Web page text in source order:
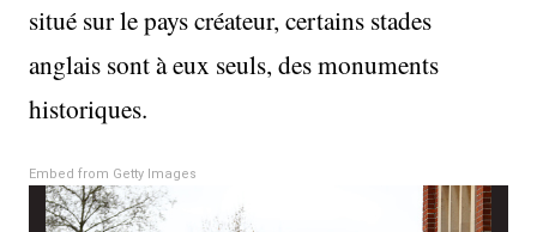
situé sur le pays créateur, certains stades
anglais sont à eux seuls, des monuments
historiques.
Embed from Getty Images